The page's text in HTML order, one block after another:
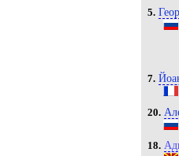
5.
7.
20.
18.